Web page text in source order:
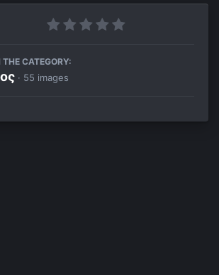
THE CATEGORY:
· 55 images